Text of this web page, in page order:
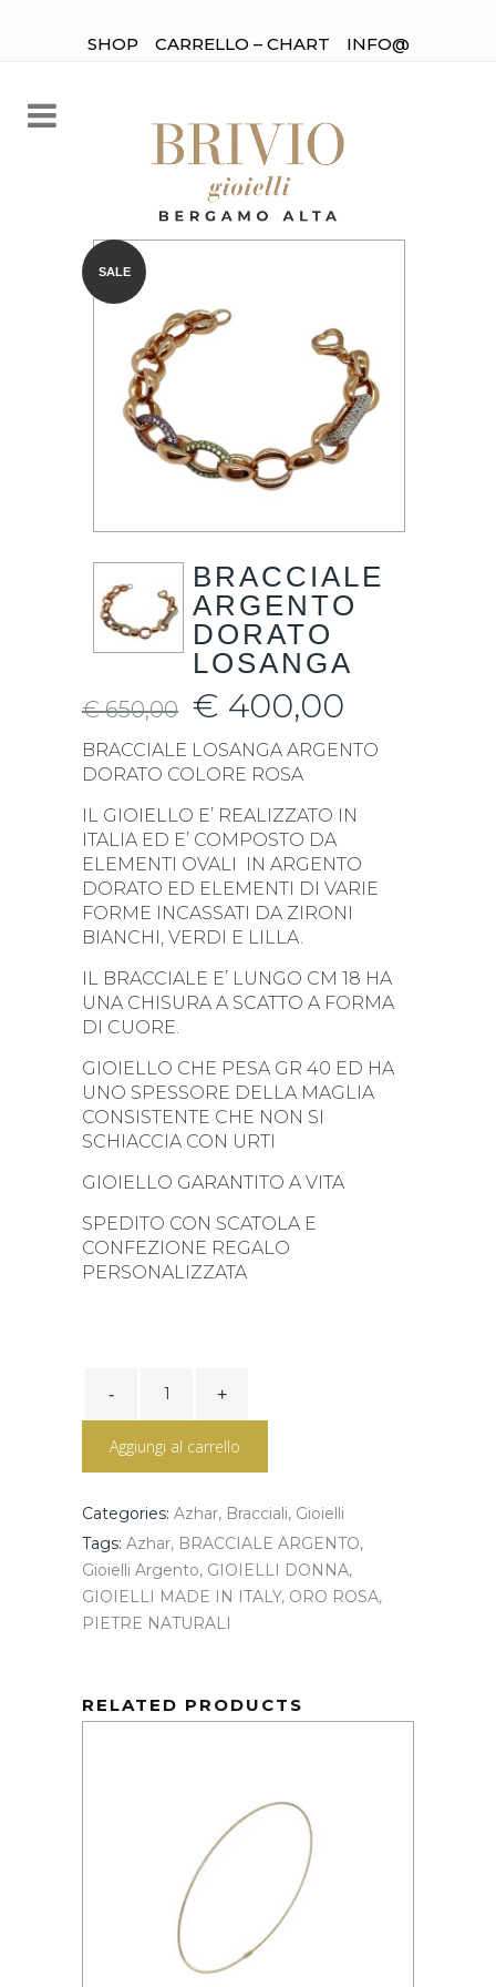
SHOP CARRELLO – CHART INFO@
SALE
BRACCIALE
ARGENTO
DORATO
LOSANGA
€650,00 € 400,00
BRACCIALE LOSANGA ARGENTO
DORATO COLORE ROSA
IL GIOIELLO E’ REALIZZATO IN
ITALIA ED E’ COMPOSTO DA
ELEMENTI OVALI IN ARGENTO
DORATO ED ELEMENTI DI VARIE
FORME INCASSATI DA ZIRONI
BIANCHI, VERDI E LILLA.
IL BRACCIALE E’ LUNGO CM 18 HA
UNA CHISURA A SCATTO A FORMA
DI CUORE.
GIOIELLO CHE PESA GR 40 ED HA
UNO SPESSORE DELLA MAGLIA
CONSISTENTE CHE NON SI
SCHIACCIA CON URTI
GIOIELLO GARANTITO A VITA
SPEDITO CON SCATOLA E
CONFEZIONE REGALO
PERSONALIZZATA
ARGENTO
quantity
Aggiungi al carrello
Categories: Azhar, Bracciali, Gioielli
Tags: Azhar, BRACCIALE ARGENTO,
Gioielli Argento, GIOIELLI DONNA,
GIOIELLI MADE IN ITALY, ORO ROSA,
PIETRE NATURALI
RELATED PRODUCTS